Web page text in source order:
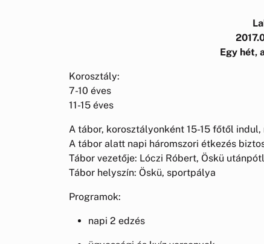
Egy hét,
Korosztály:
7-10 éves
11-15 éves
A tábor, korosztályonként 15-15 főtől
A tábor alatt napi háromszori étkezés
Tábor vezetője: Lóczi Róbert, Öskü
Tábor helyszín: Öskü, sportpálya
Programok:
napi 2 edzés